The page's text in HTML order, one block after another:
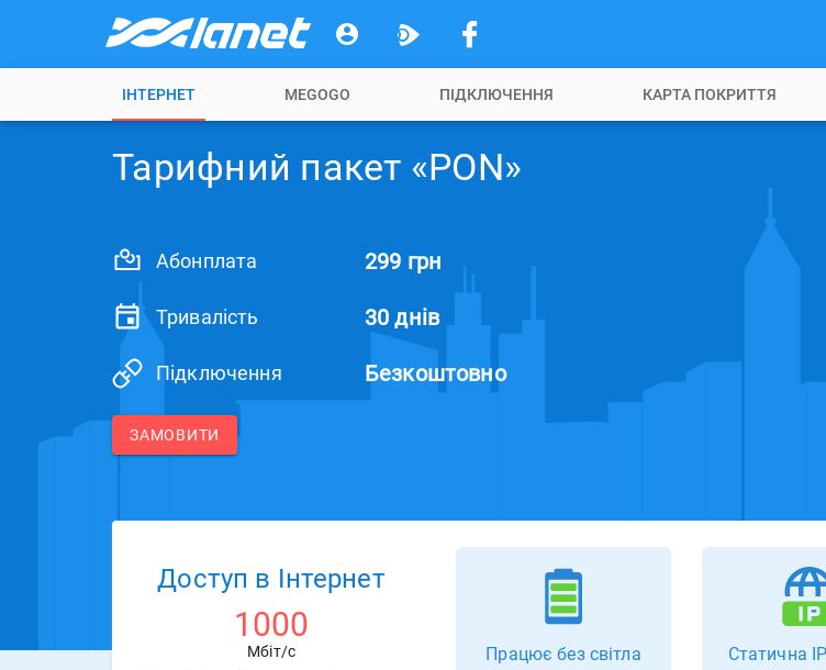
ІНТЕРНЕТ MEGOGO ПІДКЛЮЧЕННЯ КАРТА ПОКРИТТЯ
Тарифний пакет «PON»
Абонплата 299 грн
Тривалість 30 днів
Підключення Безкоштовно
ЗАМОВИТИ
Доступ в Інтернет
1000
Мбіт/с Працює без світла Статична